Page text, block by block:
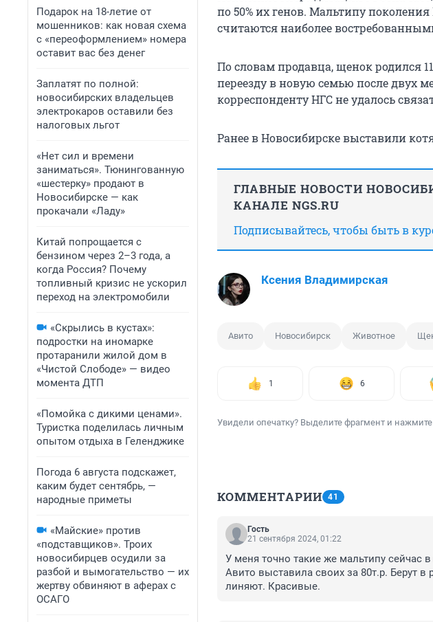
Подарок на 18-летие от
мошенников: как новая схема
с «переоформлением» номера
оставит вас без денег
Заплатят по полной:
новосибирских владельцев
электрокаров оставили без
налоговых льгот
«Нет сил и времени
заниматься». Тюнингованную
«шестерку» продают в
Новосибирске — как
прокачали «Ладу»
Китай попрощается с
бензином через 2–3 года, а
когда Россия? Почему
топливный кризис не ускорил
переход на электромобили
«Скрылись в кустах»:
подростки на иномарке
протаранили жилой дом в
«Чистой Слободе» — видео
момента ДТП
«Помойка с дикими ценами».
Туристка поделилась личным
опытом отдыха в Геленджике
Погода 6 августа подскажет,
каким будет сентябрь, —
народные приметы
«Майские» против
«подставщиков». Троих
новосибирцев осудили за
разбой и вымогательство — их
жертву обвиняют в аферах с
ОСАГО
по 50% их генов. Мальтипу
считаются наиболее
По словам продавца, щенок родился
переезду в новую семью после двух
корреспонденту НГС не удалось
Ранее в Новосибирске выставили
ГЛАВНЫЕ НОВОСТИ
КАНАЛЕ NGS.RU
Подписывайтесь, чтобы быть в
Ксения Владимирская
Авито Новосибирск Животное
1 6
Увидели опечатку? Выделите фрагмент и нажмите
КОММЕНТАРИИ 41
Гость
21 сентября 2024, 01:22
У меня точно такие же мальтипу сейчас
Авито выставила своих за 80т.р. Берут
линяют. Красивые.